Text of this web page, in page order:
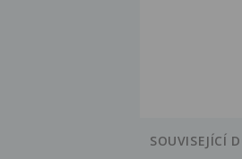
SOUVISEJÍCÍ